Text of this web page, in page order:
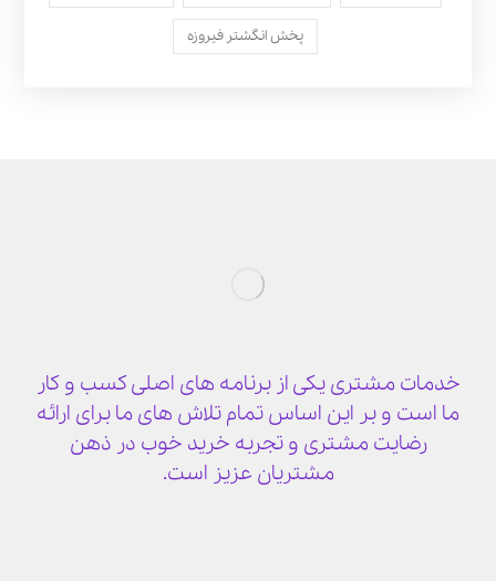
پخش انگشتر فیروزه
خدمات مشتری یکی از برنامه های اصلی کسب و کار
ما است و بر این اساس تمام تلاش های ما برای ارائه
رضایت مشتری و تجربه خرید خوب در ذهن
مشتریان عزیز است.